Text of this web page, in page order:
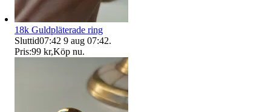
18k Guldpläterade ring
Sluttid07:42 9 aug 07:42.
Pris:99 kr,Köp nu.